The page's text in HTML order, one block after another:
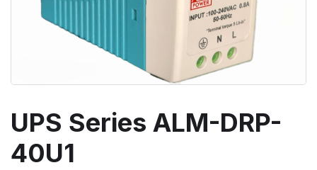
UPS Series ALM-DRP-
40U1